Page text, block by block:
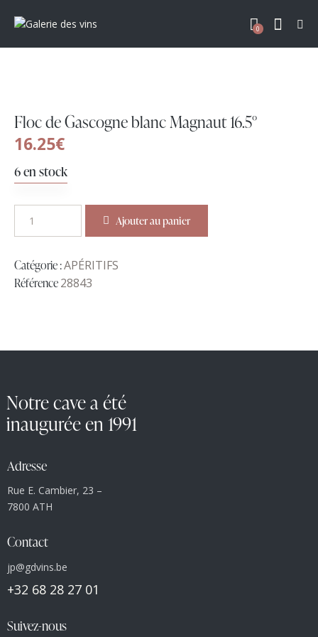
0
Floc de Gascogne blanc Magnaut 16.5°
16.25€
6 en stock
Ajouter au panier
Catégorie :APÉRITIFS
Référence28843
Notre cave a été
inaugurée en 1991
Adresse
Rue E. Cambier, 23 –
7800 ATH
Contact
jp@gdvins.be
+32 68 28 27 01
Suivez-nous